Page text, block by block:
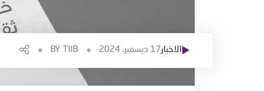
الاخبار17 ديسمبر، 2024 BY TIIB